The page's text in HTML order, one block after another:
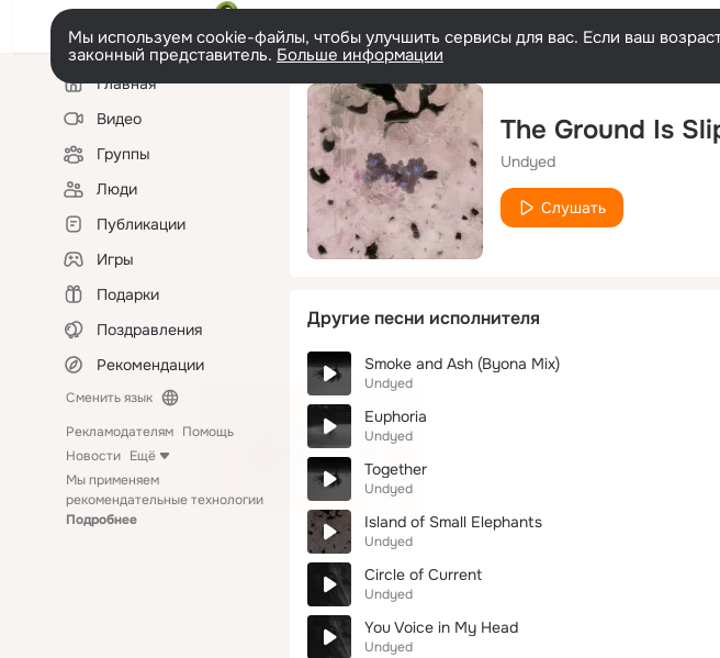
Мы используем cookie-файлы, чтобы улучшить сервисы для вас. Если ваш
законный представитель. Больше информации
Левая
колонкаГлавная
Видео
Группы
Люди
Публикации
Игры
Подарки
Поздравления
Рекомендации
Сменить язык
Рекламодателям Помощь
Новости Ещё
Мы применяем
рекомендательные технологии
Подробнее
The Ground Is
Undyed
Слушать
Другие песни исполнителя
Smoke and Ash (Byona Mix)
Undyed
Euphoria
Undyed
Together
Undyed
Island of Small Elephants
Undyed
Сircle of Current
Undyed
You Voice in My Head
Undyed